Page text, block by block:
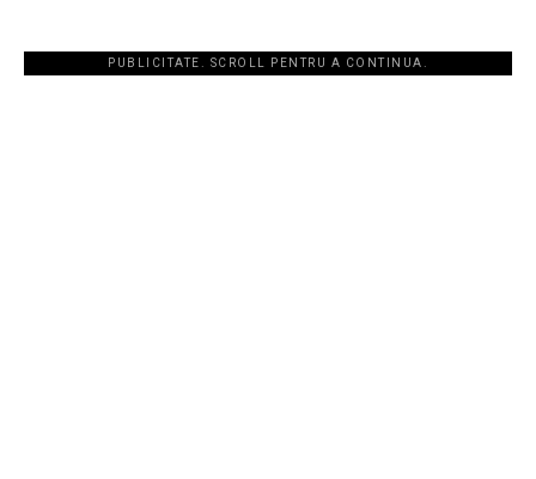
PUBLICITATE. SCROLL PENTRU A CONTINUA.